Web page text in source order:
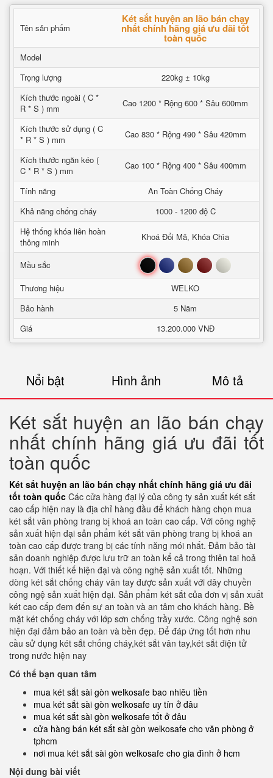
Tên sản phẩm
Két sắt huyện an lão bán chạy
nhất chính hãng giá ưu đãi tốt
toàn quốc
Model
Trọng lượng
220kg ± 10kg
Kích thước ngoài ( C *
R * S ) mm
Cao 1200 * Rộng 600 * Sâu 600mm
Kích thước sử dụng ( C
* R * S ) mm
Cao 830 * Rộng 490 * Sâu 420mm
Kích thước ngăn kéo (
C * R * S ) mm
Cao 100 * Rộng 400 * Sâu 400mm
Tính năng
An Toàn Chống Cháy
Khả năng chống cháy
1000 - 1200 độ C
Hệ thống khóa liên hoàn
thông minh
Khoá Đổi Mã, Khóa Chìa
Mầu sắc Đen Xanh Nâu Đỏ Trắng
Thương hiệu
WELKO
Bảo hành
5 Năm
Giá
13.200.000 VNĐ
Nổi bật Hình ảnh Mô tả
Két sắt huyện an lão bán chạy
nhất chính hãng giá ưu đãi tốt
toàn quốc
Két sắt huyện an lão bán chạy nhất chính hãng giá ưu đãi
tốt toàn quốc Các cửa hàng đại lý của công ty sản xuất két sắt
cao cấp hiện nay là địa chỉ hàng đầu để khách hàng chọn mua
két sắt văn phòng trang bị khoá an toàn cao cấp. Với công nghệ
sản xuất hiện đại sản phẩm két sắt văn phòng trang bị khoá an
toàn cao cấp được trang bị các tính năng mói nhất. Đảm bảo tài
sản doanh nghiệp được lưu trữ an toàn kể cả trong thiên tai hoả
hoạn. Với thiết kế hiện đại và công nghệ sản xuất tốt. Những
dòng két sắt chống cháy vân tay được sản xuất với dây chuyền
công ngệ sản xuất hiện đại. Sản phẩm két sắt của đơn vị sản xuất
két cao cấp đem đến sự an toàn và an tâm cho khách hàng. Bề
mặt két chống cháy với lớp sơn chống trầy xước. Công nghệ sơn
hiện đại đảm bảo an toàn và bền đẹp. Để đáp ứng tốt hơn nhu
cầu sử dụng két sắt chống cháy,két sắt vân tay,két sắt điện tử
trong nước hiện nay
Có thể bạn quan tâm
mua két sắt sài gòn welkosafe bao nhiêu tiền
mua két sắt sài gòn welkosafe uy tín ở đâu
mua két sắt sài gòn welkosafe tốt ở đâu
cửa hàng bán két sắt sài gòn welkosafe cho văn phòng ở
tphcm
nơi mua két sắt sài gòn welkosafe cho gia đình ở hcm
Nội dung bài viết